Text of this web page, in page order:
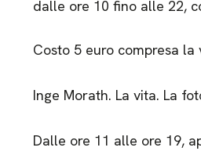
dalle ore 10 fino alle 22,
Costo 5 euro compresa
Inge Morath. La vita. La
Dalle ore 11 alle ore 19,